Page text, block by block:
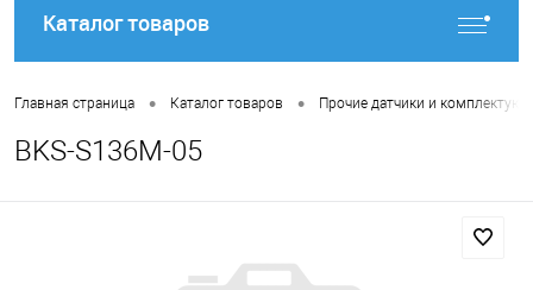
Каталог товаров
Главная страница • Каталог товаров • Прочие датчики и
BKS-S136M-05